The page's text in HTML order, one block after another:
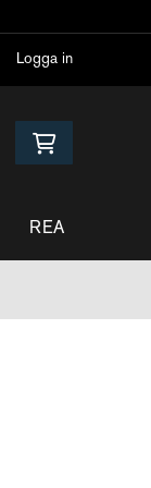
Logga in
REA